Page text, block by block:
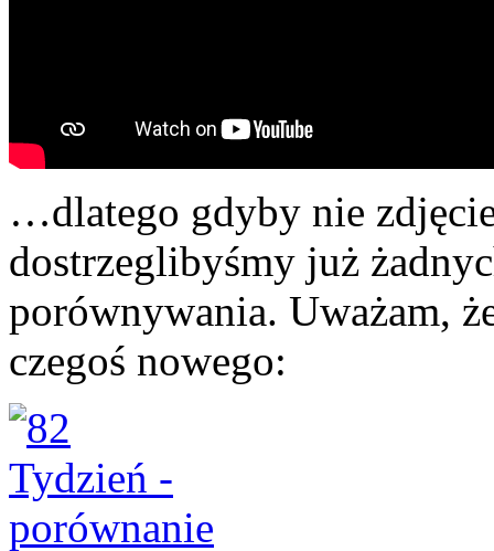
…dlatego gdyby nie
dostrzeglibyśmy już
porównywania. Uważam,
czegoś nowego: